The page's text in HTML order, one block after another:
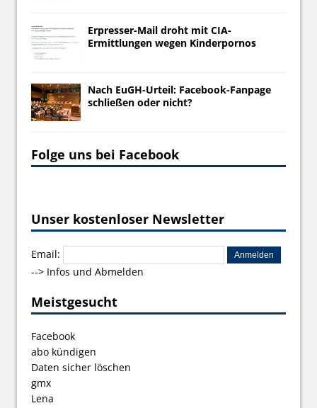
Erpresser-Mail droht mit CIA-
Ermittlungen wegen Kinderpornos
Nach EuGH-Urteil: Facebook-Fanpage
schließen oder nicht?
Folge uns bei Facebook
Unser kostenloser Newsletter
Email:
--> Infos und Abmelden
Meistgesucht
Facebook
abo kündigen
Daten sicher löschen
gmx
Lena